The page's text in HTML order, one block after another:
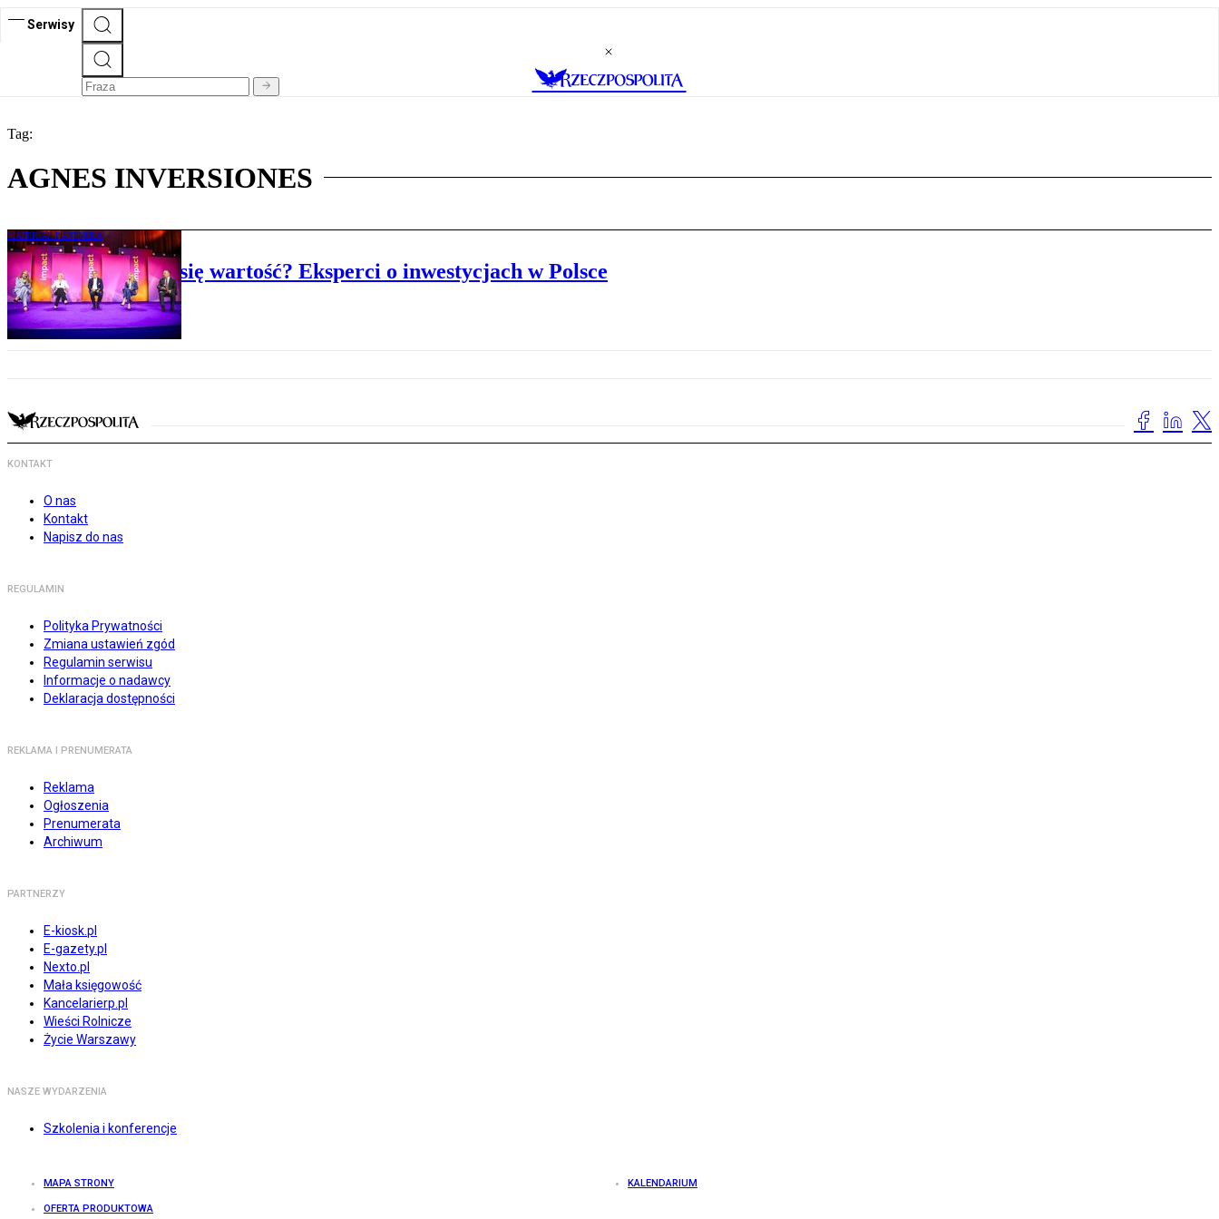
Serwisy
Tag:
AGNES INVERSIONES
MATERIAŁ PARTNERA
Gdzie dziś tworzy się wartość? Eksperci o inwestycjach w Polsce
KONTAKT
O nas
Kontakt
Napisz do nas
REGULAMIN
Polityka Prywatności
Zmiana ustawień zgód
Regulamin serwisu
Informacje o nadawcy
Deklaracja dostępności
REKLAMA I PRENUMERATA
Reklama
Ogłoszenia
Prenumerata
Archiwum
PARTNERZY
E-kiosk.pl
E-gazety.pl
Nexto.pl
Mała księgowość
Kancelarierp.pl
Wieści Rolnicze
Życie Warszawy
NASZE WYDARZENIA
Szkolenia i konferencje
MAPA STRONY KALENDARIUM
OFERTA PRODUKTOWA